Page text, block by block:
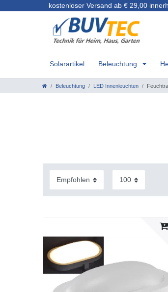
kostenloser Versand ab € 29,00
Solarartikel Beleuchtung
Beleuchtung LED Innenleuchten